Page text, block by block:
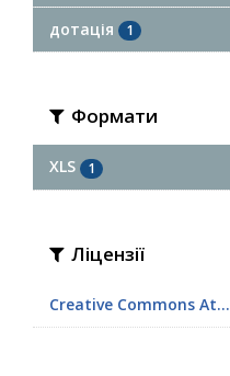
дотація 1
Формати
XLS 1
Ліцензії
Creative Commons At...